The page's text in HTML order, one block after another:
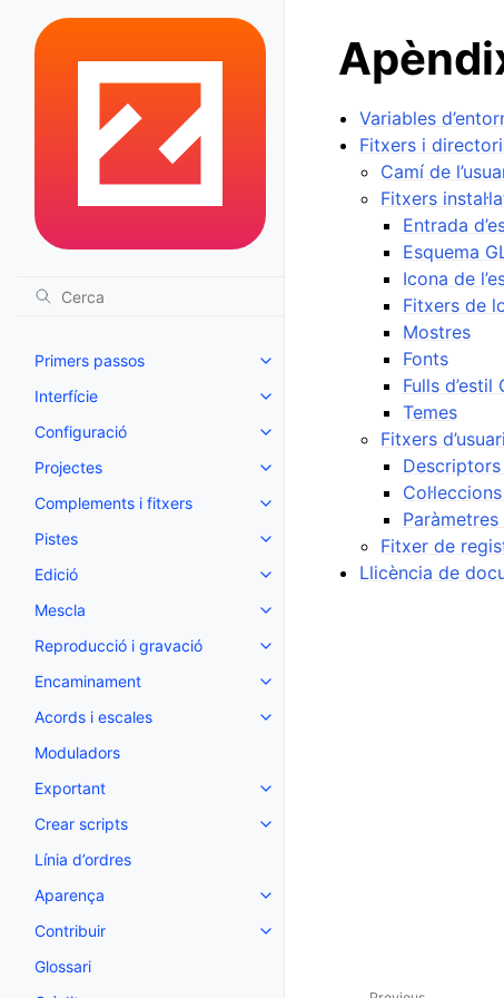
Primers passos
Toggle navigation of Primers
Interfície
Toggle navigation of Interfície
Configuració
Toggle navigation of Configuració
Projectes
Toggle navigation of Projectes
Complements i fitxers
Toggle navigation of
Pistes
Toggle navigation of Pistes
Edició
Toggle navigation of Edició
Mescla
Toggle navigation of Mescla
Reproducció i gravació
Toggle navigation of
Encaminament
Toggle navigation of
Acords i escales
Toggle navigation of Acords i
Moduladors
Exportant
Toggle navigation of Exportant
Crear scripts
Toggle navigation of Crear scripts
Línia d’ordres
Aparença
Toggle navigation of Aparença
Contribuir
Toggle navigation of Contribuir
Glossari
Variables
Fitxers i
Camí de
Fitxers
Entrada
Esquema
Icona de
Fitxers de
Mostres
Fonts
Fulls
Temes
Fitxers d’usuari
Fitxer de
Llicència de